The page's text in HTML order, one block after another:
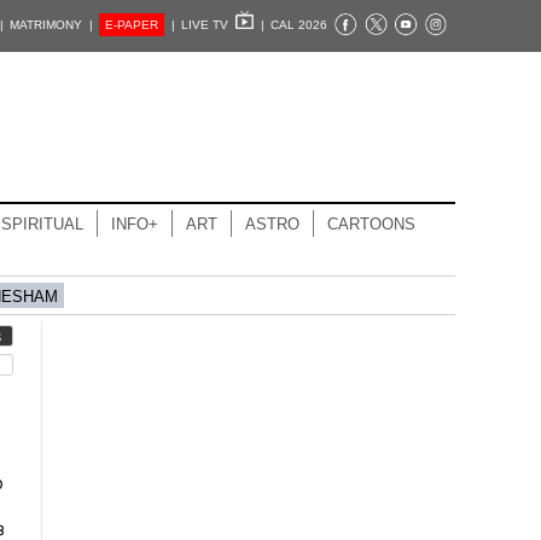
MATRIMONY | E-PAPER | LIVE TV | CAL 2026
SPIRITUAL INFO+ ART ASTRO CARTOONS